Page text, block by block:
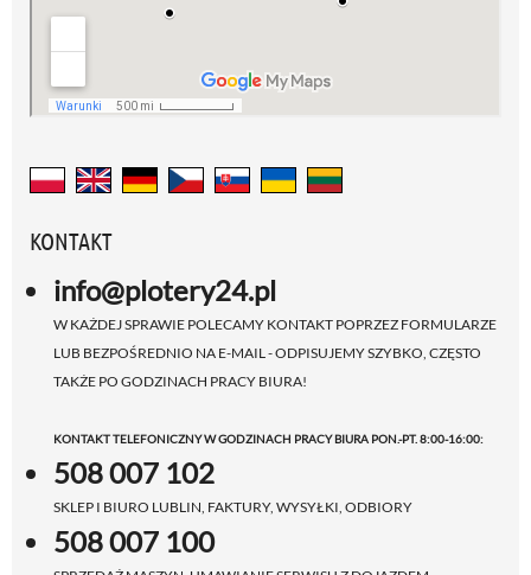
KONTAKT
info@plotery24.pl
W KAŻDEJ SPRAWIE POLECAMY KONTAKT POPRZEZ FORMULARZE
LUB BEZPOŚREDNIO NA E-MAIL - ODPISUJEMY SZYBKO, CZĘSTO
TAKŻE PO GODZINACH PRACY BIURA!
KONTAKT TELEFONICZNY W GODZINACH PRACY BIURA PON.-PT. 8:00-16:00:
508 007 102
SKLEP I BIURO LUBLIN, FAKTURY, WYSYŁKI, ODBIORY
508 007 100